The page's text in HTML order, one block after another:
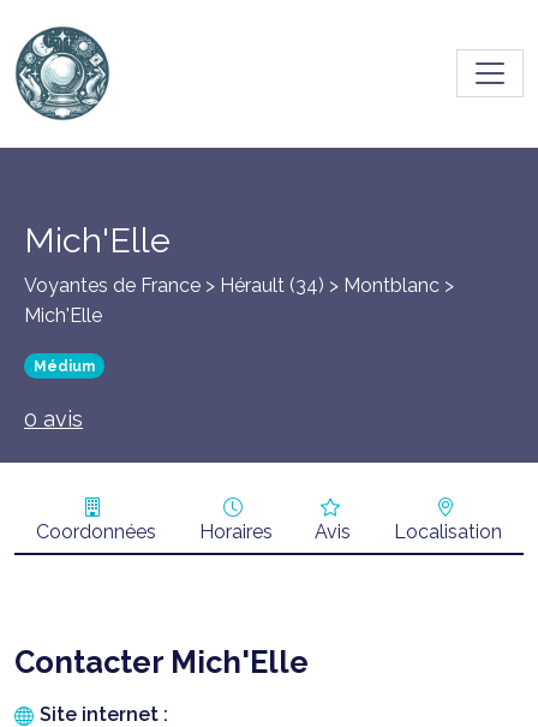
Mich'Elle
Voyantes de France > Hérault (34) > Montblanc >
Mich'Elle
Médium
0 avis
Coordonnées Horaires Avis Localisation
Contacter Mich'Elle
Site internet :